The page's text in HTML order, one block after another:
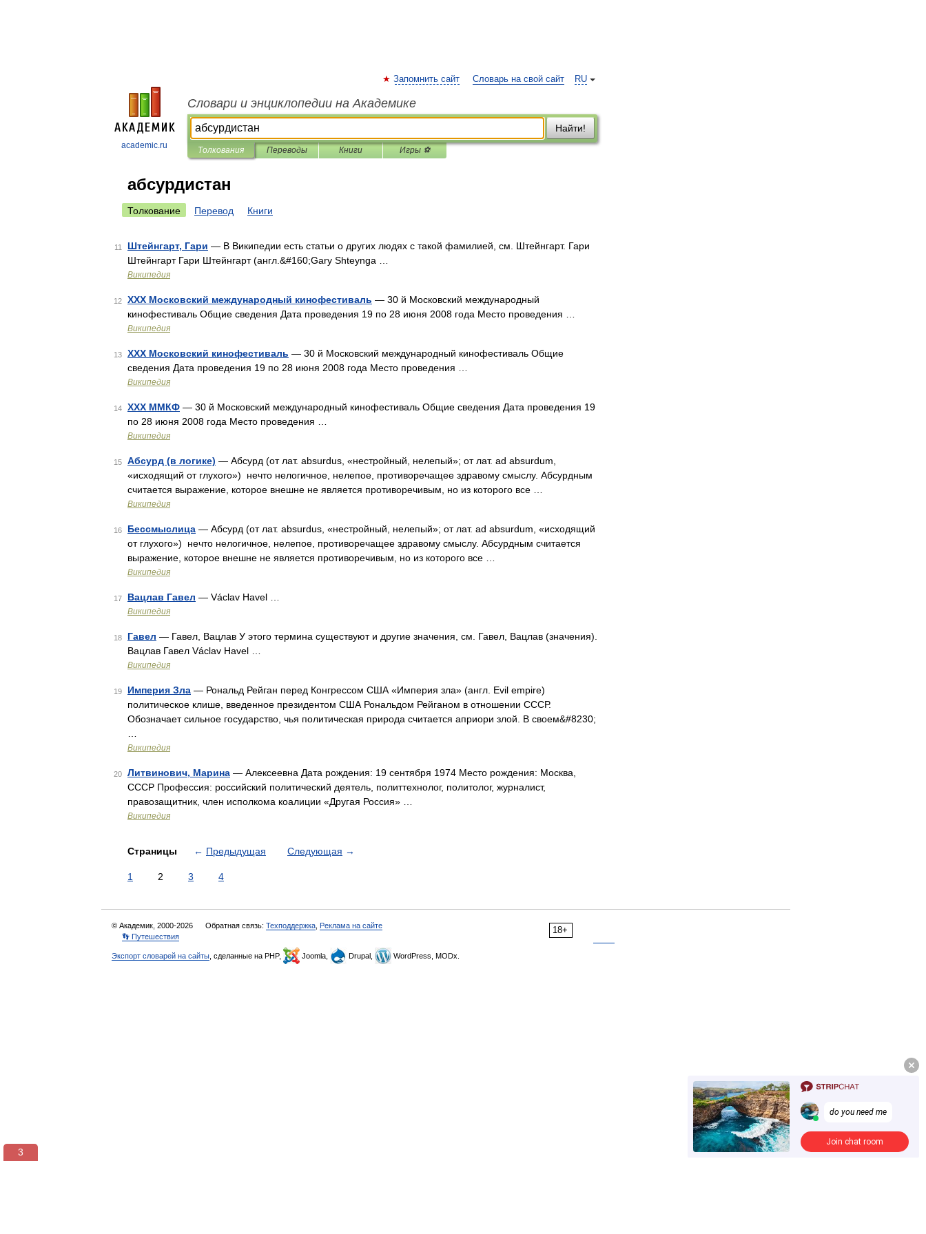
academic.ru
RU
Запомнить сайт Словарь на свой сайт
Словари и энциклопедии на Академике
Найти!
Толкования Переводы Книги Игры ⚽
абсурдистан
Толкование Перевод Книги
11 Штейнгарт, Гари — В Википедии есть статьи о других людях с такой фамилией, см. Штейнгарт. Гари
Штейнгарт Гари Штейнгарт (англ.&#160;Gary Shteynga …
Википедия
12 XXX Московский международный кинофестиваль — 30 й Московский международный
кинофестиваль Общие сведения Дата проведения 19 по 28 июня 2008 года Место проведения …
Википедия
13 XXX Московский кинофестиваль — 30 й Московский международный кинофестиваль Общие
сведения Дата проведения 19 по 28 июня 2008 года Место проведения …
Википедия
14 XXX ММКФ — 30 й Московский международный кинофестиваль Общие сведения Дата проведения 19
по 28 июня 2008 года Место проведения …
Википедия
15 Абсурд (в логике) — Абсурд (от лат. absurdus, «нестройный, нелепый»; от лат. ad absurdum,
«исходящий от глухого») нечто нелогичное, нелепое, противоречащее здравому смыслу. Абсурдным
считается выражение, которое внешне не является противоречивым, но из которого все …
Википедия
16 Бессмыслица — Абсурд (от лат. absurdus, «нестройный, нелепый»; от лат. ad absurdum, «исходящий
от глухого») нечто нелогичное, нелепое, противоречащее здравому смыслу. Абсурдным считается
выражение, которое внешне не является противоречивым, но из которого все …
Википедия
17 Вацлав Гавел — Václav Havel …
Википедия
18 Гавел — Гавел, Вацлав У этого термина существуют и другие значения, см. Гавел, Вацлав (значения).
Вацлав Гавел Václav Havel …
Википедия
19 Империя Зла — Рональд Рейган перед Конгрессом США «Империя зла» (англ. Evil empire)
политическое клише, введенное президентом США Рональдом Рейганом в отношении СССР.
Обозначает сильное государство, чья политическая природа считается априори злой. В своем&#8230;
Википедия
20 Литвинович, Марина — Алексеевна Дата рождения: 19 сентября 1974 Место рождения: Москва,
СССР Профессия: российский политический деятель, политтехнолог, политолог, журналист,
правозащитник, член исполкома коалиции «Другая Россия» …
Википедия
Страницы ← Предыдущая Следующая →
1 2 3 4
18+
© Академик, 2000-2026 Обратная связь: Техподдержка Реклама на сайте
👣 Путешествия
Экспорт словарей на сайты , сделанные на PHP, Joomla, Drupal, WordPress, MODx.
3